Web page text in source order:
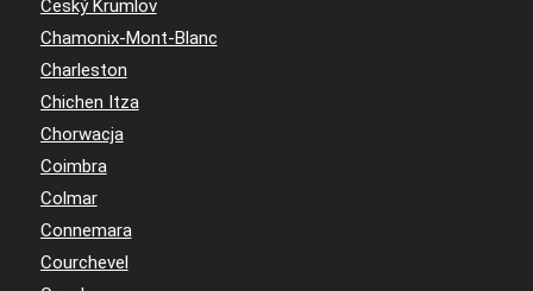
Český Krumlov
Chamonix-Mont-Blanc
Charleston
Chichen Itza
Chorwacja
Coimbra
Colmar
Connemara
Courchevel